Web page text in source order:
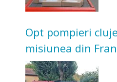
Opt pompieri
misiunea din
incendii de